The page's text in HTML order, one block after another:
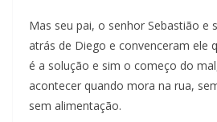
Mas seu pai, o senhor Sebastião e
atrás de Diego e convenceram ele
é a solução e sim o começo do
acontecer quando mora na rua,
sem alimentação.